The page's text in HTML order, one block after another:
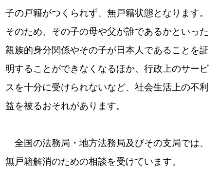
子の戸籍がつくられず、無戸籍状態となります。
そのため、その子の母や父が誰であるかといった
親族的身分関係やその子が日本人であることを証
明することができなくなるほか、行政上のサービ
スを十分に受けられないなど、社会生活上の不利
益を被るおそれがあります。
全国の法務局・地方法務局及びその支局では、
無戸籍解消のための相談を受けています。